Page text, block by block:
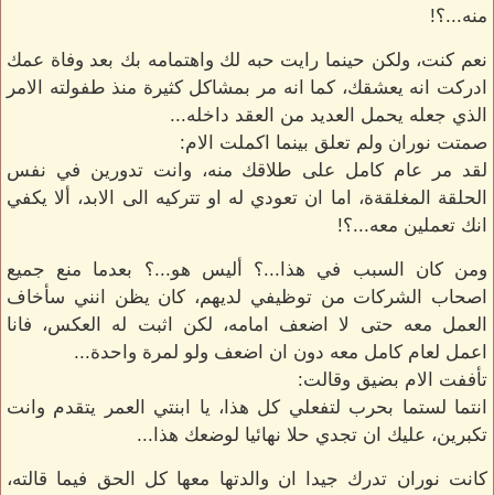
منه...؟!
نعم كنت، ولكن حينما رايت حبه لك واهتمامه بك بعد وفاة عمك
ادركت انه يعشقك، كما انه مر بمشاكل كثيرة منذ طفولته الامر
الذي جعله يحمل العديد من العقد داخله...
صمتت نوران ولم تعلق بينما اكملت الام:
لقد مر عام كامل على طلاقك منه، وانت تدورين في نفس
الحلقة المغلقةة، اما ان تعودي له او تتركيه الى الابد، ألا يكفي
انك تعملين معه...؟!
ومن كان السبب في هذا...؟ أليس هو...؟ بعدما منع جميع
اصحاب الشركات من توظيفي لديهم، كان يظن انني سأخاف
العمل معه حتى لا اضعف امامه، لكن اثبت له العكس، فانا
اعمل لعام كامل معه دون ان اضعف ولو لمرة واحدة...
تأففت الام بضيق وقالت:
انتما لستما بحرب لتفعلي كل هذا، يا ابنتي العمر يتقدم وانت
تكبرين، عليك ان تجدي حلا نهائيا لوضعك هذا...
كانت نوران تدرك جيدا ان والدتها معها كل الحق فيما قالته،